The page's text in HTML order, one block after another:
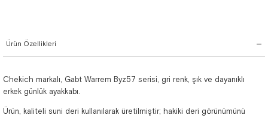
Ürün Özellikleri
Chekich markalı, Gabt Warrem Byz57 serisi, gri renk, şık ve dayanıklı
erkek günlük ayakkabı.
Ürün, kaliteli suni deri kullanılarak üretilmiştir; hakiki deri görünümünü